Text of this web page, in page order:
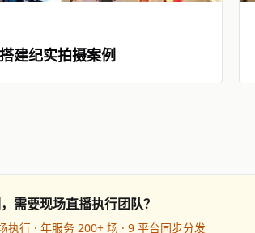
建纪实拍摄案例
需要现场直播执行团队？
执行 · 年服务 200+ 场 · 9 平台同步分发